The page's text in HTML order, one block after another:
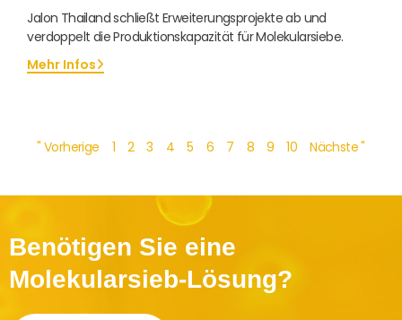
Jalon Thailand schließt Erweiterungsprojekte ab und
verdoppelt die Produktionskapazität für Molekularsiebe.
Mehr Infos
" Vorherige 1 2 3 4 5 6 7 8 9 10 Nächste "
Benötigen Sie eine
Molekularsieb-Lösung?